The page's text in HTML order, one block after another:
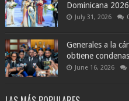
Dominicana 2026
July 31, 2026
Generales a la
obtiene
June 16, 2026